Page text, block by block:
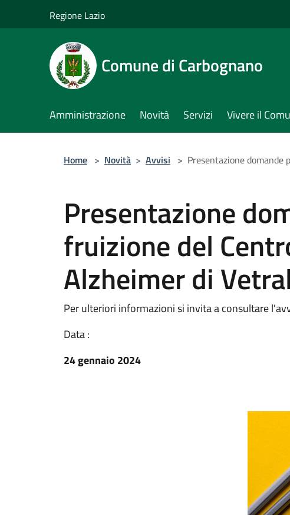
Regione Lazio
Comune di Carbognano
Amministrazione Novità Servizi Vivere il
Home > Novità > Avvisi > Presentazione
Presentazione
fruizione del
Alzheimer di
Per ulteriori informazioni si invita a consultare
Data :
24 gennaio 2024